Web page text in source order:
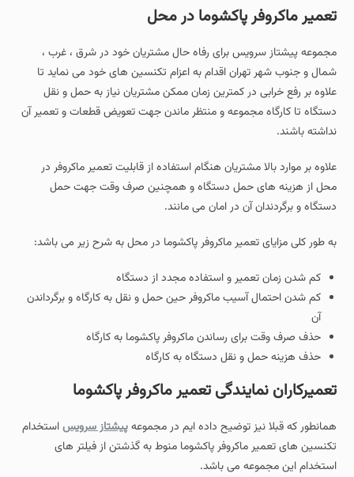
تعمیر ماکروفر پاکشوما در محل
مجموعه پیشتاز سرویس برای رفاه حال مشتریان خود در شرق ، غرب ،
شمال و جنوب شهر تهران اقدام به اعزام تکنسین های خود می نماید تا
علاوه بر رفع خرابی در کمترین زمان ممکن مشتریان نیاز به حمل و نقل
دستگاه تا کارگاه مجموعه و منتظر ماندن جهت تعویض قطعات و تعمیر آن
نداشته باشند.
علاوه بر موارد بالا مشتریان هنگام استفاده از قابلیت تعمیر ماکروفر در
محل از هزینه های حمل دستگاه و همچنین صرف وقت جهت حمل
دستگاه و برگردندان آن در امان می مانند.
به طور کلی مزایای تعمیر ماکروفر پاکشوما در محل به شرح زیر می باشد:
کم شدن زمان تعمیر و استفاده مجدد از دستگاه
کم شدن احتمال آسیب ماکروفر حین حمل و نقل به کارگاه و برگرداندن
آن
حذف صرف وقت برای رساندن ماکروفر پاکشوما به کارگاه
حذف هزینه حمل و نقل دستگاه به کارگاه
تعمیرکاران نمایندگی تعمیر ماکروفر پاکشوما
همانطور که قبلا نیز توضیح داده ایم در مجموعهپیشتاز سرویساستخدام
تکنسین های تعمیر ماکروفر پاکشوما منوط به گذشتن از فیلتر های
استخدام این مجموعه می باشد.